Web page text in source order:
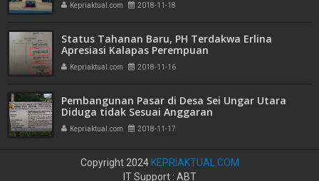
Kepriaktual.com 2018-11-18
Status Tahanan Baru, PH Terdakwa Erlina
Apresiasi Kalapas Perempuan
Kepriaktual.com 2018-11-16
Pembangunan Pasar di Desa Sei Ungar Utara
Diduga tidak Sesuai Anggaran
Kepriaktual.com 2018-11-17
Copyright 2024KEPRIAKTUAL.COM
IT Support : ABT